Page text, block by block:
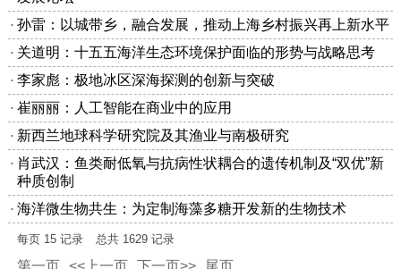
孙雷：以城带乡，融合发展，推动上海乡村振兴再上新水平
关道明：十五五海洋生态环境保护面临的形势与战略思考
李家彪：极地冰区深海探测的创新与突破
崔丽丽：人工智能在商业中的应用
新西兰地球科学研究院及其渔业与南极研究
肖武汉：鱼类耐低氧与抗病性状耦合的遗传机制及“双优”新
种质创制
海洋微生物共生：为定制海藻多糖开发新的生物技术
每页 15 记录 总共 1629 记录
第一页 <<上一页 下一页>> 尾页